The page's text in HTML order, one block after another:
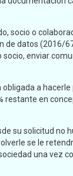
socio o
de datos (2016/
enviar
obligada a
restante en
su solicitud no
se le
una vez